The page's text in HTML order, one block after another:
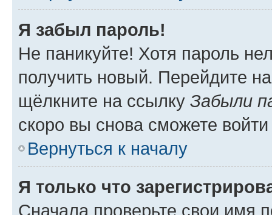
Я забыл пароль!
Не паникуйте! Хотя пароль
получить новый. Перейдите
щёлкните на ссылку Забыли
скоро вы снова сможете
Вернуться к началу
Я только что
Сначала проверьте свои имя